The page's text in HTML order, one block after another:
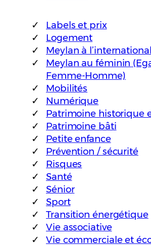
Labels et prix
Logement
Meylan à l’international
Meylan au féminin
Femme-Homme)
Mobilités
Numérique
Patrimoine historique
Patrimoine bâti
Petite enfance
Prévention / sécurité
Risques
Santé
Sénior
Sport
Transition énergétique
Vie associative
Vie commerciale et